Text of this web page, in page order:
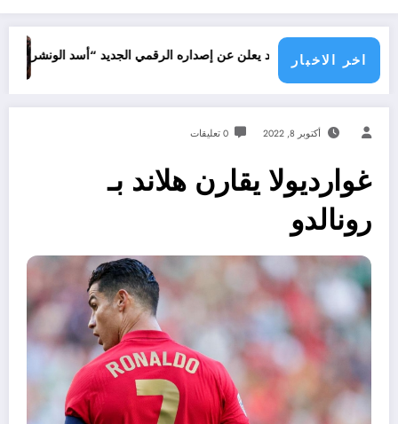
اخر الاخبار
قدور شاهد يعلن عن إصداره الرقمي الجديد “أسد الونشريس” تخليدا لنضال
جرائم
أكتوبر 8, 2022 0 تعليقات
غوارديولا يقارن هلاند بـ
رونالدو